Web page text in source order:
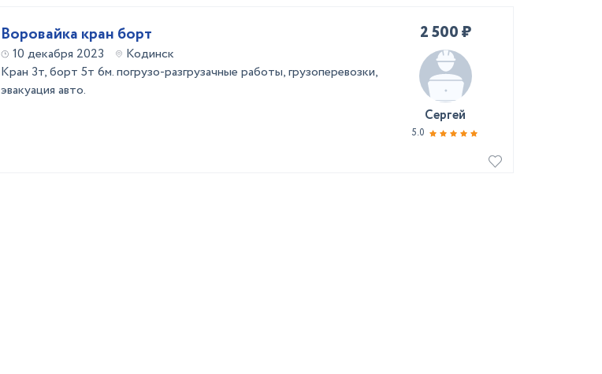
Воровайка кран борт
10 декабря 2023
Кодинск
Кран 3т, борт 5т 6м. погрузо-разгрузачные работы, грузоперевозки,
эвакуация авто.
2 500 ₽
Сергей
5.0